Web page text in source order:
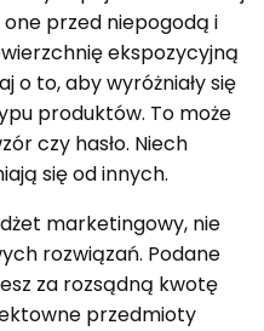
przed niepogodą i
ekspozycyjną
o to, aby wyróżniały się
produktów. To może
czy hasło. Niech
się od innych.
marketingowy, nie
rozwiązań. Podane
za rozsądną kwotę
przedmioty